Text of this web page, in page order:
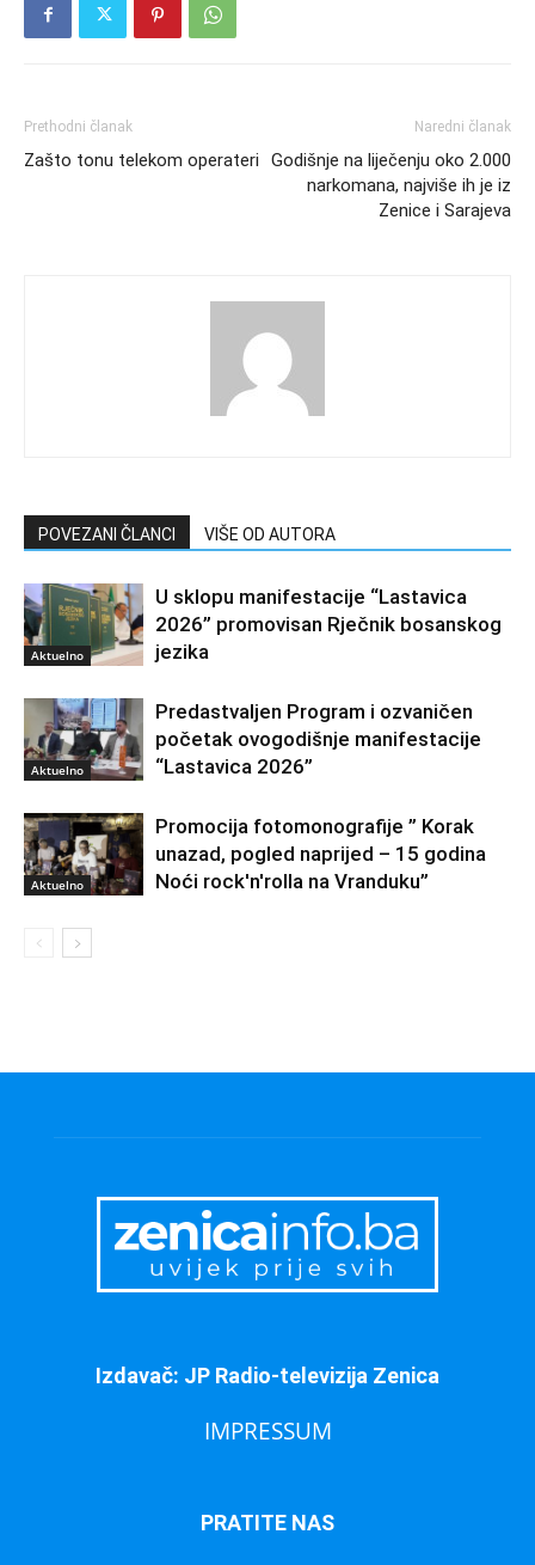
Prethodni članak
Zašto tonu telekom operateri
Naredni članak
Godišnje na liječenju oko 2.000
narkomana, najviše ih je iz
Zenice i Sarajeva
POVEZANI ČLANCI VIŠE OD AUTORA
Aktuelno
U sklopu manifestacije “Lastavica
2026” promovisan Rječnik bosanskog
jezika
Aktuelno
Predastvaljen Program i ozvaničen
početak ovogodišnje manifestacije
“Lastavica 2026”
Aktuelno
Promocija fotomonografije ” Korak
unazad, pogled naprijed – 15 godina
Noći rock'n'rolla na Vranduku”
Izdavač: JP Radio-televizija Zenica
IMPRESSUM
PRATITE NAS